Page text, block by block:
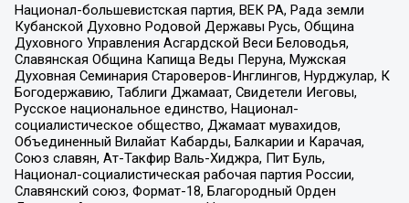
Национал-большевистская партия, ВЕК РА, Рада земли
Кубанской Духовно Родовой Державы Русь, Община
Духовного Управления Асгардской Веси Беловодья,
Славянская Община Капища Веды Перуна, Мужская
Духовная Семинария Староверов-Инглингов, Нурджулар, К
Богодержавию, Таблиги Джамаат, Свидетели Иеговы,
Русское национальное единство, Национал-
социалистическое общество, Джамаат мувахидов,
Объединенный Вилайат Кабарды, Балкарии и Карачая,
Союз славян, Ат-Такфир Валь-Хиджра, Пит Буль,
Национал-социалистическая рабочая партия России,
Славянский союз, Формат-18, Благородный Орден